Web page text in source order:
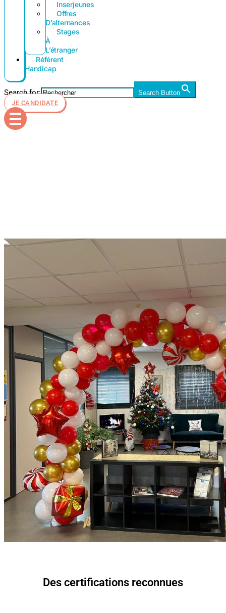
Inserjeunes
Offres
D’alternances
Stages
À
L’étranger
Référent
Handicap
Search for:
Search Button
JE CANDIDATE
Des certifications reconnues